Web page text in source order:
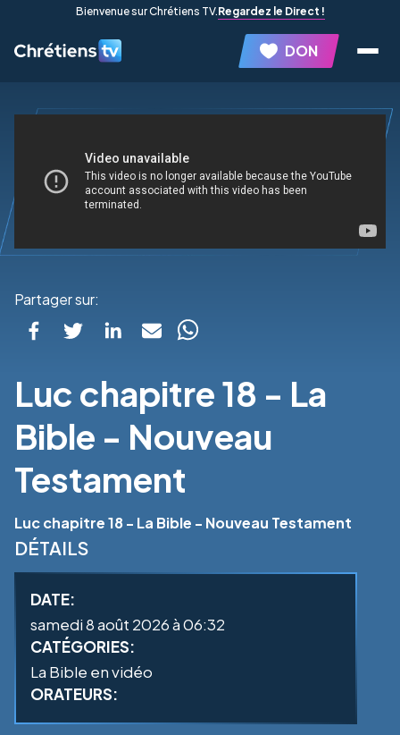
Bienvenue sur Chrétiens TV.Regardez le Direct !
DON
Partager sur:
Luc chapitre 18 - La
Bible - Nouveau
Testament
Luc chapitre 18 - La Bible - Nouveau Testament
DÉTAILS
DATE:
samedi 8 août 2026 à 06:32
CATÉGORIES:
La Bible en vidéo
ORATEURS: